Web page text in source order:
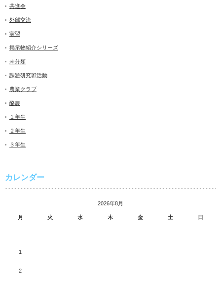
共進会
外部交流
実習
掲示物紹介シリーズ
未分類
課題研究班活動
農業クラブ
酪農
１年生
２年生
３年生
カレンダー
2026年8月
月 火 水 木 金 土 日
1
2